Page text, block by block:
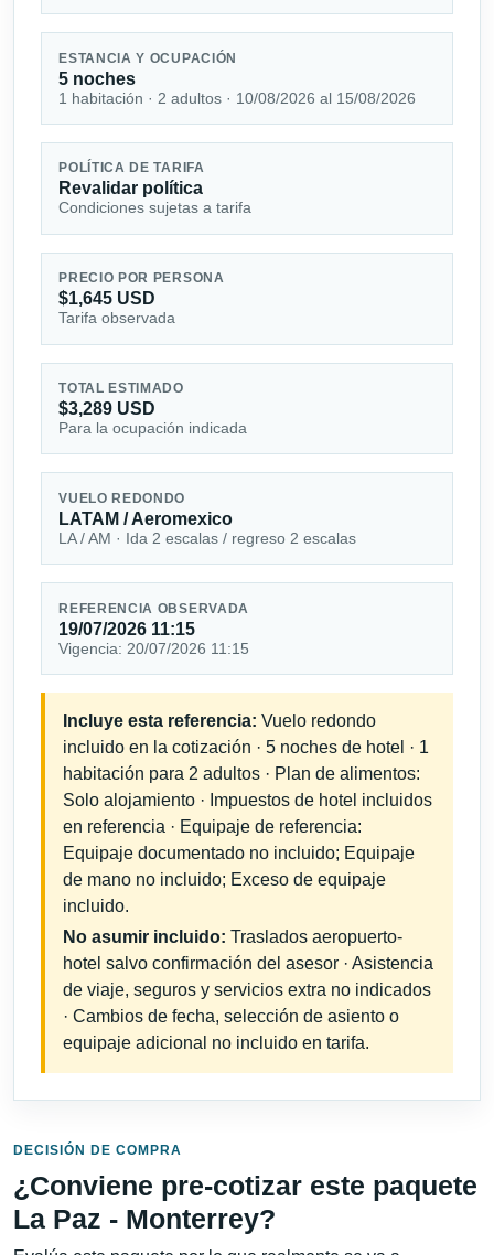
ESTANCIA Y OCUPACIÓN
5 noches
1 habitación · 2 adultos · 10/08/2026 al 15/08/2026
POLÍTICA DE TARIFA
Revalidar política
Condiciones sujetas a tarifa
PRECIO POR PERSONA
$1,645 USD
Tarifa observada
TOTAL ESTIMADO
$3,289 USD
Para la ocupación indicada
VUELO REDONDO
LATAM / Aeromexico
LA / AM · Ida 2 escalas / regreso 2 escalas
REFERENCIA OBSERVADA
19/07/2026 11:15
Vigencia: 20/07/2026 11:15
Incluye esta referencia: Vuelo redondo
incluido en la cotización · 5 noches de hotel · 1
habitación para 2 adultos · Plan de alimentos:
Solo alojamiento · Impuestos de hotel incluidos
en referencia · Equipaje de referencia:
Equipaje documentado no incluido; Equipaje
de mano no incluido; Exceso de equipaje
incluido.
No asumir incluido: Traslados aeropuerto-
hotel salvo confirmación del asesor · Asistencia
de viaje, seguros y servicios extra no indicados
· Cambios de fecha, selección de asiento o
equipaje adicional no incluido en tarifa.
DECISIÓN DE COMPRA
¿Conviene pre-cotizar este paquete
La Paz - Monterrey?